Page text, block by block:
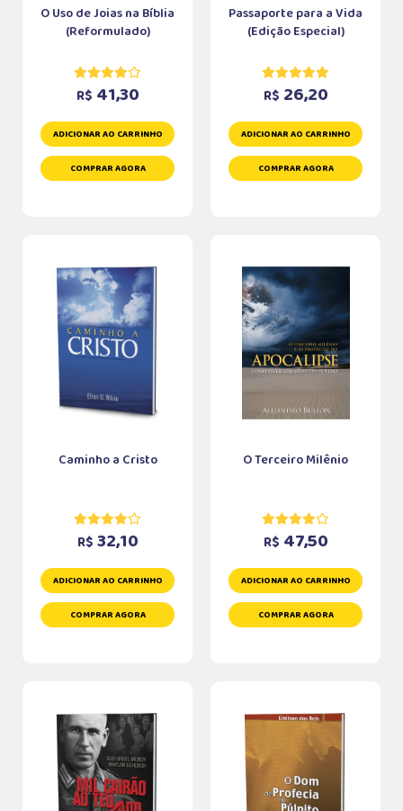
O Uso de Joias na Bíblia
(Reformulado)
R$ 41,30
ADICIONAR AO CARRINHO
COMPRAR AGORA
Passaporte para a Vida
(Edição Especial)
R$ 26,20
ADICIONAR AO CARRINHO
COMPRAR AGORA
Caminho a Cristo
R$ 32,10
ADICIONAR AO CARRINHO
COMPRAR AGORA
O Terceiro Milênio
R$ 47,50
ADICIONAR AO CARRINHO
COMPRAR AGORA